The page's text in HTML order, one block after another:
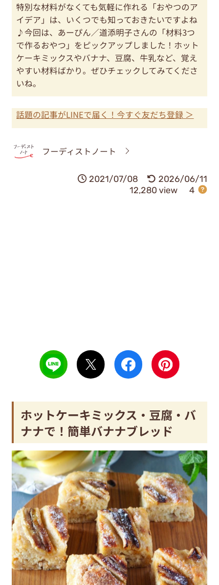
特別な材料がなくても気軽に作れる「おやつのア
イデア」は、いくつでも知っておきたいですよね
♪今回は、あーぴん／道添明子さんの「材料3つ
で作るおやつ」をピックアップしました！ホット
ケーキミックスやバナナ、豆腐、牛乳など、覚え
やすい材料ばかり。ぜひチェックしてみてくださ
いね。
話題の記事がLINEで届く！今すぐ友だち登録 ＞
フーディストノート
2021/07/08
2026/06/11
12,280 view
4
ホットケーキミックス・豆腐・バ
ナナで！簡単バナナブレッド